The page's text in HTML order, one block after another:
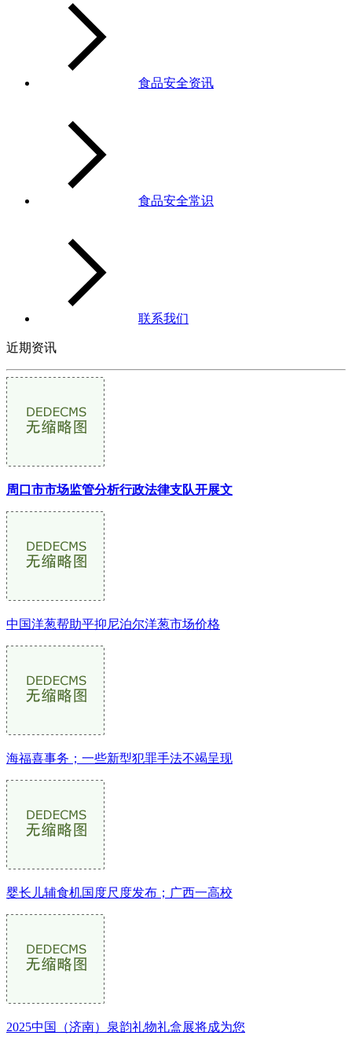
食品安全资讯
食品安全常识
联系我们
近期资讯
周口市市场监管分析行政法律支队开展文
中国洋葱帮助平抑尼泊尔洋葱市场价格
海福喜事务；一些新型犯罪手法不竭呈现
婴长儿辅食机国度尺度发布；广西一高校
2025中国（济南）泉韵礼物礼盒展将成为您